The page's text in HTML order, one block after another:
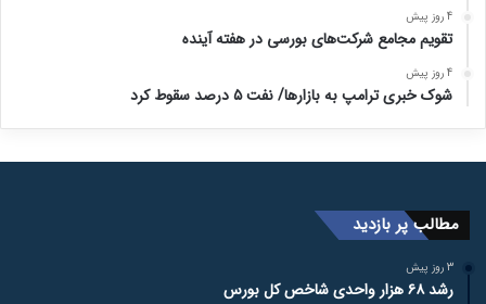
4 روز پیش
تقویم مجامع شرکت‌های بورسی در هفته آینده
4 روز پیش
شوک خبری ترامپ به بازارها/ نفت ۵ درصد سقوط کرد
مطالب پر بازدید
3 روز پیش
رشد ۶۸ هزار واحدی شاخص کل بورس